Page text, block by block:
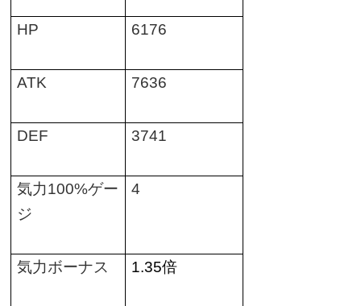
HP 6176
ATK 7636
DEF 3741
気力100%ゲー
ジ
4
気力ボーナス 1.35倍